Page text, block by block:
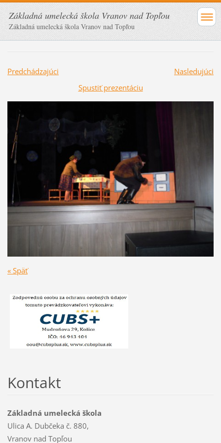
Základná umelecká škola Vranov nad Topľou
Základná umelecká škola Vranov nad Topľou
Predchádzajúci
Nasledujúci
Spustiť prezentáciu
« Späť
Kontakt
Základná umelecká škola
Ulica A. Dubčeka č. 880,
Vranov nad Topľou